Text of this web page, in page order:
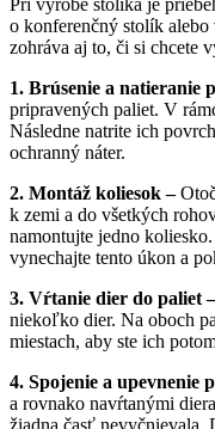
Pri výrobe stolíka je
o konferenčný stolík
zohráva aj to, či si chcete
1. Brúsenie a natieranie
pripravených paliet. V
Následne natrite ich
ochranný náter.
2. Montáž koliesok –
k zemi a do všetkých
namontujte jedno
vynechajte tento úkon a
3. Vŕtanie dier do paliet –
niekoľko dier. Na oboch
miestach, aby ste ich
4. Spojenie a upevnenie
a rovnako navŕtanými
žiadna časť